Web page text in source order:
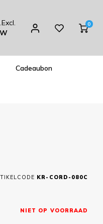
Excl.
0
Cadeaubon
KR-CORD-080C
NIET OP VOORRAAD